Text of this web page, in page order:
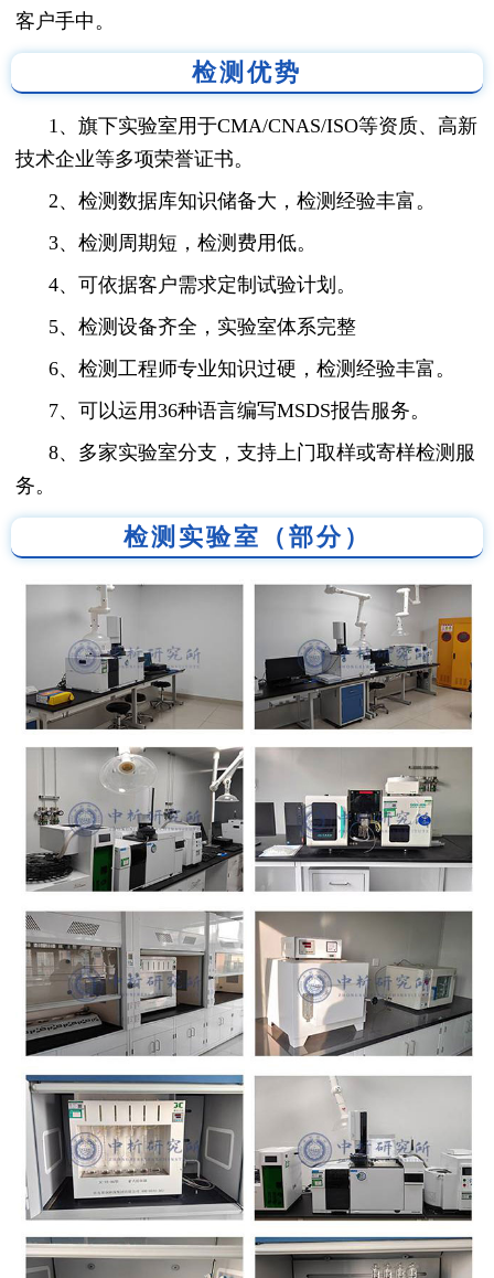
客户手中。
检测优势
1、旗下实验室用于CMA/CNAS/ISO等资质、高新
技术企业等多项荣誉证书。
2、检测数据库知识储备大，检测经验丰富。
3、检测周期短，检测费用低。
4、可依据客户需求定制试验计划。
5、检测设备齐全，实验室体系完整
6、检测工程师专业知识过硬，检测经验丰富。
7、可以运用36种语言编写MSDS报告服务。
8、多家实验室分支，支持上门取样或寄样检测服
务。
检测实验室（部分）